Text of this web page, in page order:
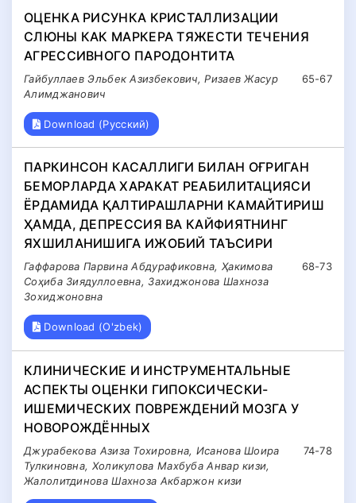
ОЦЕНКА РИСУНКА КРИСТАЛЛИЗАЦИИ
СЛЮНЫ КАК МАРКЕРА ТЯЖЕСТИ ТЕЧЕНИЯ
АГРЕССИВНОГО ПАРОДОНТИТА
65-67
Гайбуллаев Эльбек Азизбекович, Ризаев Жасур
Алимджанович
Download (Русский)
ПАРКИНСОН КАСАЛЛИГИ БИЛАН ОҒРИГАН
БЕМОРЛАРДА ХАРАКАТ РЕАБИЛИТАЦИЯСИ
ЁРДАМИДА ҚАЛТИРАШЛАРНИ КАМАЙТИРИШ
ҲАМДА, ДЕПРЕССИЯ ВА КАЙФИЯТНИНГ
ЯХШИЛАНИШИГА ИЖОБИЙ ТАЪСИРИ
68-73
Гаффарова Парвина Абдурафиковна, Ҳакимова
Соҳиба Зиядуллоевна, Захиджонова Шахноза
Зохиджоновна
Download (O'zbek)
КЛИНИЧЕСКИЕ И ИНСТРУМЕНТАЛЬНЫЕ
АСПЕКТЫ ОЦЕНКИ ГИПОКСИЧЕСКИ-
ИШЕМИЧЕСКИХ ПОВРЕЖДЕНИЙ МОЗГА У
НОВОРОЖДЁННЫХ
74-78
Джурабекова Азиза Тохировна, Исанова Шоира
Тулкиновна, Холикулова Махбуба Анвар кизи,
Жалолитдинова Шахноза Акбаржон кизи